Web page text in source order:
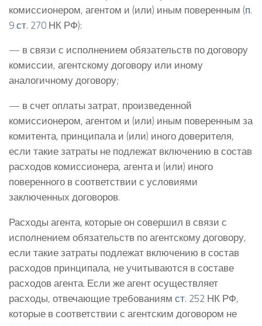
комиссионером, агентом и (или) иным поверенным (п.
9 ст. 270 НК РФ):
— в связи с исполнением обязательств по договору
комиссии, агентскому договору или иному
аналогичному договору;
— в счет оплаты затрат, произведенной
комиссионером, агентом и (или) иным поверенным за
комитента, принципала и (или) иного доверителя,
если такие затраты не подлежат включению в состав
расходов комиссионера, агента и (или) иного
поверенного в соответствии с условиями
заключенных договоров.
Расходы агента, которые он совершил в связи с
исполнением обязательств по агентскому договору,
если такие затраты подлежат включению в состав
расходов принципала, не учитываются в составе
расходов агента. Если же агент осуществляет
расходы, отвечающие требованиям ст. 252 НК РФ,
которые в соответствии с агентским договором не